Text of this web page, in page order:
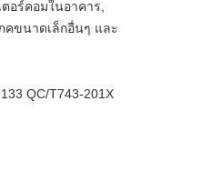
อร์คอมในอาคาร,
คขนาดเล็กอื่นๆ และ
QC/T743-201X